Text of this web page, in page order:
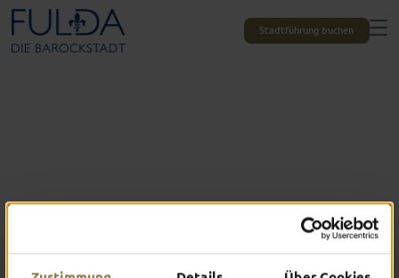
Stadtführung buchen